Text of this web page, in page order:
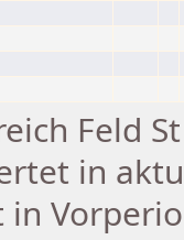
Feld
in